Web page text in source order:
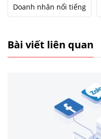
Doanh nhân nổi tiếng
Bài viết liên quan